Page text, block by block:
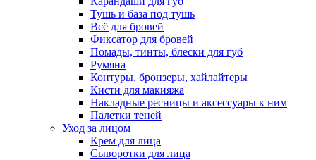
Тушь и база под тушь
Всё для бровей
Фиксатор для бровей
Помады, тинты, блески для губ
Румяна
Контуры, бронзеры, хайлайтеры
Кисти для макияжа
Накладные ресницы и аксессуары к ним
Палетки теней
Уход за лицом
Крем для лица
Сыворотки для лица